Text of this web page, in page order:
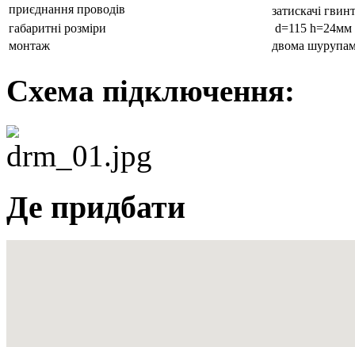
приєднання проводів
затискачі
габаритні розміри
d=115 h=24мм
монтаж
двома
Схема підключення:
Де придбати